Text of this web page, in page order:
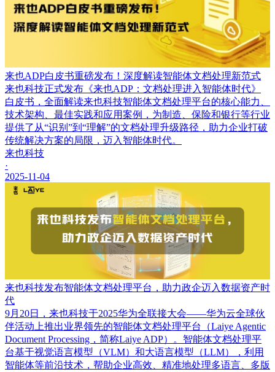
来也ADP白皮书重磅发布！深度解读智能体文档处理新范式
来也科技正式发布《来也ADP：文档处理进入智能体时代》
白皮书，全面解读来也科技智能体文档处理平台的核心能力、
技术架构、最佳实践和应用案例，为制造、保险和银行等行业
提供了从“识别”到“理解”的文档处理升级路径，助力企业打破
传统解决方案的局限，迈入智能体时代。
来也科技
·
2025-11-04
来也科技发布智能体文档处理平台，助力政企迈入数据资产时
代
9月20日，来也科技于2025华为全联接大会——华为云全球伙
伴活动上推出业界领先的智能体文档处理平台（Laiye Agentic
Document Processing，简称Laiye ADP）。智能体文档处理平
台基于视觉语言模型（VLM）和大语言模型（LLM），利用
智能体等前沿技术，帮助企业高效、精准地处理多语言、多版